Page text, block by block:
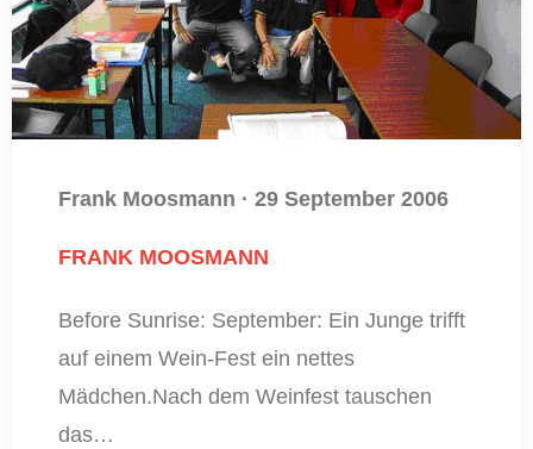
Frank Moosmann · 29 September 2006
FRANK MOOSMANN
Before Sunrise: September: Ein Junge trifft
auf einem Wein-Fest ein nettes
Mädchen.Nach dem Weinfest tauschen
das…